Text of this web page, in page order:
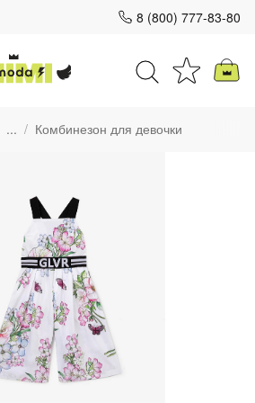
8 (800) 777-83-80
... Комбинезон для девочки